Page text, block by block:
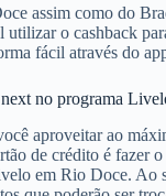
assim como do
o cashback
fácil através do
no programa
aproveitar ao
de crédito é fazer
em Rio Doce. Ao